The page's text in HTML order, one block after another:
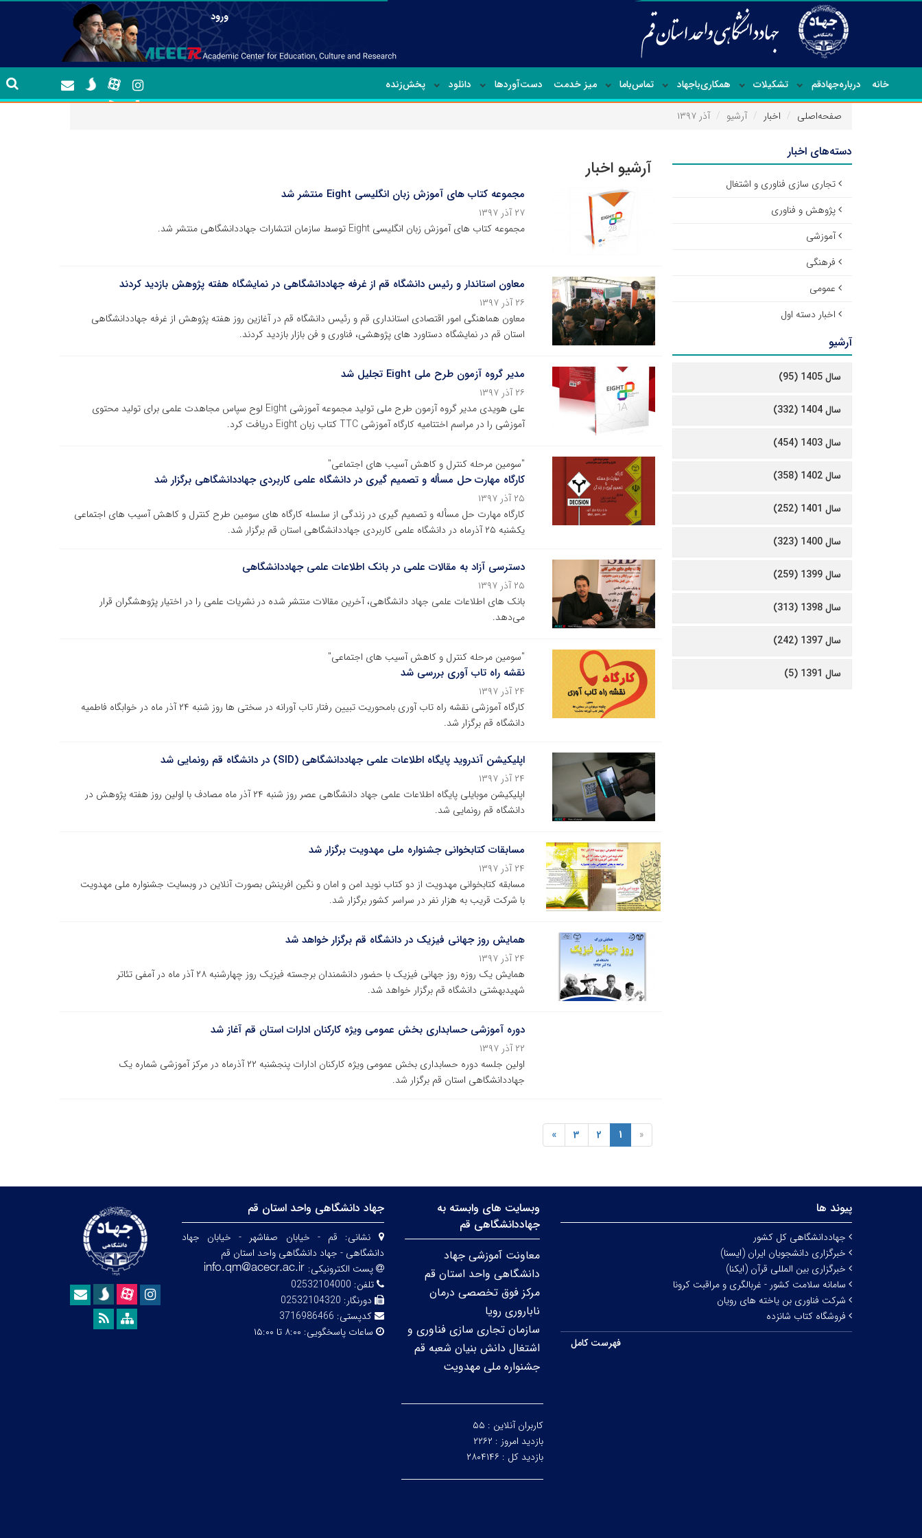
ورود
خانه درباره‌جهاد‌قم تشکیلات همکاری‌باجهاد تماس‌با‌ما میز خدمت دست‌آوردها دانلود پخش‌زنده
صفحه‌اصلی اخبار آرشیو آذر ۱۳۹۷
آرشیو اخبار
مجموعه کتاب های آموزش زبان انگلیسی Eight منتشر شد
۲۷ آذر ۱۳۹۷
مجموعه کتاب های آموزش زبان انگلیسی Eight توسط سازمان انتشارات جهاددانشگاهی منتشر شد.
معاون استاندار و رئیس دانشگاه قم از غرفه جهاددانشگاهی در نمایشگاه هفته پژوهش بازدید کردند
۲۶ آذر ۱۳۹۷
معاون هماهنگی امور اقتصادی استانداری قم و رئیس دانشگاه قم در آغازین روز هفته پژوهش از غرفه جهاددانشگاهی
استان قم در نمایشگاه دستاورد های پژوهشی، فناوری و فن بازار بازدید کردند.
مدیر گروه آزمون طرح ملی Eight تجلیل شد
۲۶ آذر ۱۳۹۷
علی هویدی مدیر گروه آزمون طرح ملی تولید مجموعه آموزشی Eight لوح سپاس مجاهدت علمی برای تولید محتوی
آموزشی را در مراسم اختتامیه کارگاه آموزشی TTC کتاب زبان Eight دریافت کرد.
"سومین مرحله کنترل و کاهش آسیب های اجتماعی"
کارگاه مهارت حل مسأله و تصمیم گیری در دانشگاه علمی کاربردی جهاددانشگاهی برگزار شد
۲۵ آذر ۱۳۹۷
کارگاه مهارت حل مسأله و تصمیم گیری در زندگی از سلسله کارگاه های سومین طرح کنترل و کاهش آسیب های اجتماعی
یکشنبه ۲۵ آذرماه در دانشگاه علمی کاربردی جهاددانشگاهی استان قم برگزار شد.
دسترسی آزاد به مقالات علمی در بانک اطلاعات علمی جهاددانشگاهی
۲۵ آذر ۱۳۹۷
بانک های اطلاعات علمی جهاد دانشگاهی، آخرین مقالات منتشر شده در نشریات علمی را در اختیار پژوهشگران قرار
می‌دهد.
"سومین مرحله کنترل و کاهش آسیب های اجتماعی"
نقشه راه تاب آوری بررسی شد
۲۴ آذر ۱۳۹۷
کارگاه آموزشی نقشه راه تاب آوری بامحوریت تبیین رفتار تاب آورانه در سختی ها روز شنبه ۲۴ آذر ماه در خوابگاه فاطمیه
دانشگاه قم برگزار شد.
اپلیکیشن آندروید پایگاه اطلاعات علمی جهاددانشگاهی (SID) در دانشگاه قم رونمایی شد
۲۴ آذر ۱۳۹۷
اپلیکیشن موبایلی پایگاه اطلاعات علمی جهاد دانشگاهی عصر روز شنبه ۲۴ آذر ماه مصادف با اولین روز هفته پژوهش در
دانشگاه قم رونمایی شد.
مسابقات کتابخوانی جشنواره ملی مهدویت برگزار شد
۲۴ آذر ۱۳۹۷
مسابقه کتابخوانی مهدویت از دو کتاب نوید امن و امان و نگین افرینش بصورت آنلاین در وبسایت جشنواره ملی مهدویت
با شرکت قریب به هزار نفر در سراسر کشور برگزار شد.
همایش روز جهانی فیزیک در دانشگاه قم برگزار خواهد شد
۲۴ آذر ۱۳۹۷
همایش یک روزه روز جهانی فیزیک با حضور دانشمندان برجسته فیزیک روز چهارشنبه ۲۸ آذر ماه در آمفی تئاتر
شهیدبهشتی دانشگاه قم برگزار خواهد شد.
دوره آموزشی حسابداری بخش عمومی ویژه کارکنان ادارات استان قم آغاز شد
۲۲ آذر ۱۳۹۷
اولین جلسه دوره حسابداری بخش عمومی ویژه کارکنان ادارات پنجشنبه ۲۲ آذرماه در مرکز آموزشی شماره یک
جهاددانشگاهی استان قم برگزار شد.
«
1
2
3
»
دسته‌های اخبار
تجاری سازی فناوری و اشتغال
پژوهش و فناوری
آموزشی
فرهنگی
عمومی
اخبار دسته اول
آرشیو
سال 1405 (95)
سال 1404 (332)
سال 1403 (454)
سال 1402 (358)
سال 1401 (252)
سال 1400 (323)
سال 1399 (259)
سال 1398 (313)
سال 1397 (242)
سال 1391 (5)
پیوند ها
جهاددانشگاهی کل کشور
خبرگزاری دانشجویان ایران (ایسنا)
خبرگزاری بین المللی قرآن (ایکنا)
سامانه سلامت کشور - غربالگری و مراقبت کرونا
شرکت فناوری بن یاخته های رویان
فروشگاه کتاب شانزده
فهرست کامل
وبسایت های وابسته به
جهاددانشگاهی قم
معاونت آموزشی جهاد
دانشگاهی واحد استان قم
مرکز فوق تخصصی درمان
ناباروری رویا
سازمان تجاری سازی فناوری و
اشتغال دانش بنیان شعبه قم
جشنواره ملی مهدویت
کاربران آنلاین : ۵۵
بازدید امروز : ۲۲۶۲
بازدید کل : ۲۸۰۴۱۴۶
جهاد دانشگاهی واحد استان قم
نشانی: قم - خیابان صفاشهر - خیابان جهاد
دانشگاهی - جهاد دانشگاهی واحد استان قم
پست الکترونیکی:
تلفن: 02532104000
دورنگار: 02532104320
کدپستی: 3716986466
ساعات پاسخگویی: ۸:۰۰ تا ۱۵:۰۰